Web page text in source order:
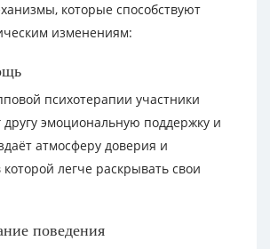
которые способствуют
изменениям:
психотерапии участники
другу эмоциональную поддержку и
атмосферу доверия и
которой легче раскрывать свои
поведения